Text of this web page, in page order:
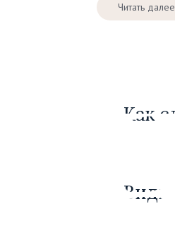
Читать далее
Как
Виды